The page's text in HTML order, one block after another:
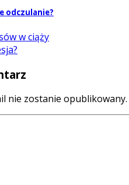
odczulanie?
w ciąży
nie zostanie opublikowany.